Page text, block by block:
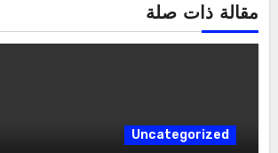
مقالة ذات صلة
Uncategorized